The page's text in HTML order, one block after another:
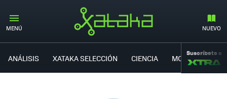
MENÚ NUEVO
ANÁLISIS XATAKA SELECCIÓN CIENCIA MOVILIDAD
Suscríbete a